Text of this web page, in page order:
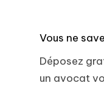
Vous ne
Déposez
un avocat